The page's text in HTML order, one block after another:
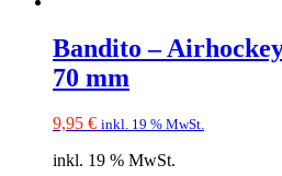
Bandito –
70 mm
9,95 € inkl. 19 % MwSt.
inkl. 19 % MwSt.